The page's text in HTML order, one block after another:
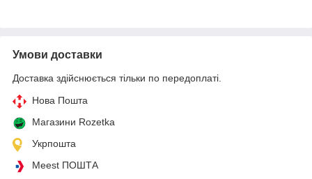
Умови доставки
Доставка здійснюється тільки по передоплаті.
Нова Пошта
Магазини Rozetka
Укрпошта
Meest ПОШТА